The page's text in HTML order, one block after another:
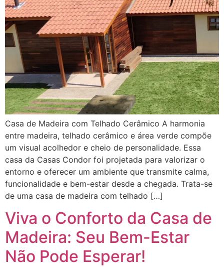
Casa de Madeira com Telhado Cerâmico A harmonia
entre madeira, telhado cerâmico e área verde compõe
um visual acolhedor e cheio de personalidade. Essa
casa da Casas Condor foi projetada para valorizar o
entorno e oferecer um ambiente que transmite calma,
funcionalidade e bem-estar desde a chegada. Trata-se
de uma casa de madeira com telhado […]
Viva o Conforto da Casa de
Madeira: Seu Bem-Estar
Não Pode Esperar!